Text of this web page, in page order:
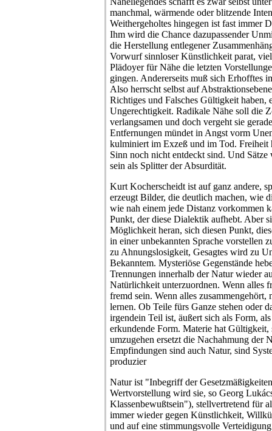
manchmal, wärmende oder blitzende
Weithergeholtes hingegen ist fast immer
Ihm wird die Chance dazupassender
die Herstellung entlegener
Vorwurf sinnloser Künstlichkeit parat,
Plädoyer für Nähe die letzten
gingen. Andererseits muß sich Erhofftes
Also herrscht selbst auf
Richtiges und Falsches Gültigkeit haben,
Ungerechtigkeit. Radikale Nähe soll die
verlangsamen und doch vergeht sie
Entfernungen mündet in Angst vorm
kulminiert im Exzeß und im Tod. Freiheit
Sinn noch nicht entdeckt sind. Und
sein als Splitter der Absurdität.
Kurt Kocherscheidt ist auf ganz andere,
erzeugt Bilder, die deutlich machen, wie
wie nah einem jede Distanz vorkommen
Punkt, der diese Dialektik aufhebt. Aber
Möglichkeit heran, sich diesen Punkt,
in einer unbekannten Sprache vorstellen
zu Ahnungslosigkeit, Gesagtes wird zu
Bekanntem. Mysteriöse Gegenstände
Trennungen innerhalb der Natur wieder
Natürlichkeit unterzuordnen. Wenn alles
fremd sein. Wenn alles zusammengehört,
lernen. Ob Teile fürs Ganze stehen oder
irgendein Teil ist, äußert sich als Form,
erkundende Form. Materie hat
umzugehen ersetzt die Nachahmung der
Empfindungen sind auch Natur, sind
produzier
Natur ist "Inbegriff der
Wertvorstellung wird sie, so Georg
Klassenbewußtsein"), stellvertretend für
immer wieder gegen Künstlichkeit,
und auf eine stimmungsvolle